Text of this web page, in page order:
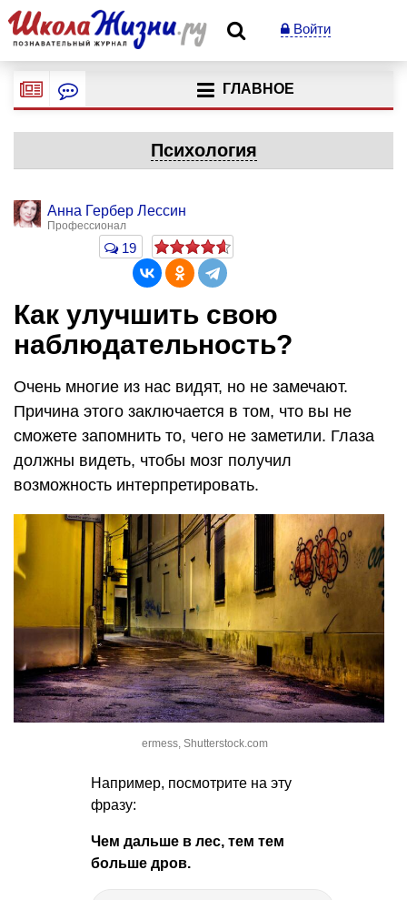
Войти
ГЛАВНОЕ
Психология
Анна Гербер Лессин
Профессионал
19
Как улучшить свою
наблюдательность?
Очень многие из нас видят, но не замечают.
Причина этого заключается в том, что вы не
сможете запомнить то, чего не заметили. Глаза
должны видеть, чтобы мозг получил
возможность интерпретировать.
ermess, Shutterstock.com
Например, посмотрите на эту
фразу:
Чем дальше в лес, тем тем
больше дров.